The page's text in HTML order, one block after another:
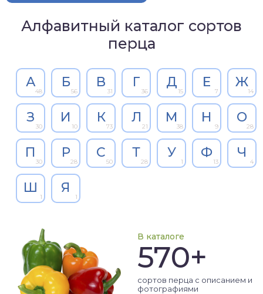
Алфавитный каталог сортов
перца
А
48
Б
56
В
31
Г
36
Д
15
Е
7
Ж
14
З
30
И
10
К
73
Л
21
М
38
Н
9
О
28
П
30
Р
28
С
50
Т
28
У
1
Ф
13
Ч
4
Ш
1
Я
1
В каталоге
570+
сортов перца с описанием и
фотографиями